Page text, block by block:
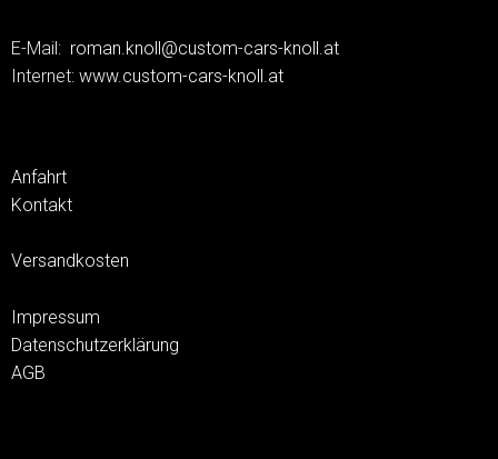
E-Mail: roman.knoll@custom-cars-knoll.at
Internet: www.custom-cars-knoll.at
Anfahrt
Kontakt
Versandkosten
Impressum
Datenschutzerklärung
AGB